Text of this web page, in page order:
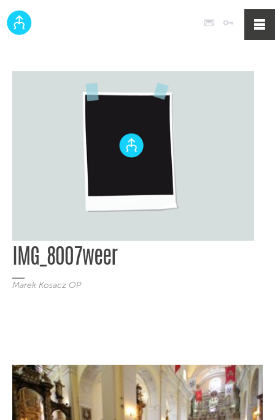
Poczta
IMG_8007weer
Marek Kosacz OP